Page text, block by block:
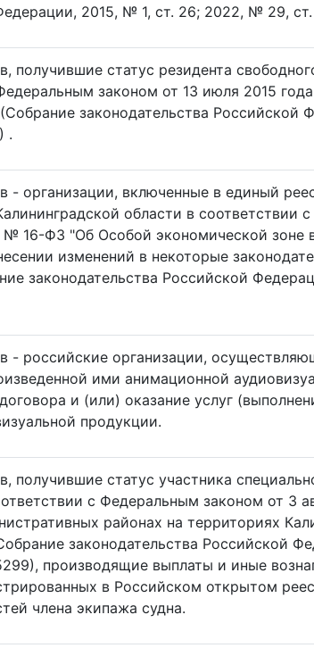
2015, № 1, ст. 26; 2022, № 29,
получившие статус резидента
законом от 13 июля 2015
законодательства Российской
.
- организации, включенные в единый
области в соответствии
№ 16-ФЗ "Об Особой экономической зоне
изменений в некоторые
законодательства Российской
- российские организации,
ими анимационной
и (или) оказание услуг
продукции.
получившие статус участника
с Федеральным законом от 3
районах на территориях
законодательства Российской
производящие выплаты и иные
в Российском открытом
члена экипажа судна.